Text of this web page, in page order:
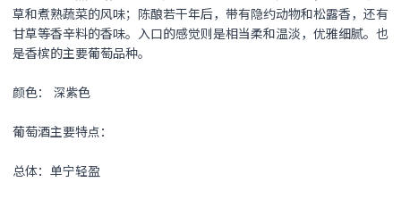
草和煮熟蔬菜的风味；陈酿若干年后，带有隐约动物和松露香，还有
甘草等香辛料的香味。入口的感觉则是相当柔和温淡，优雅细腻。也
是香槟的主要葡萄品种。
颜色： 深紫色
葡萄酒主要特点：
总体：单宁轻盈